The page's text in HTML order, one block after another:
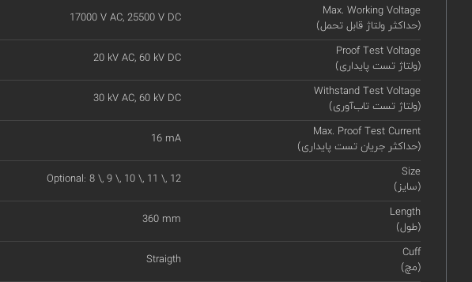
Max. Working Voltage
(حداکثر ولتاژ قابل تحمل)
17000 V AC, 25500 V DC
Proof Test Voltage
(ولتاژ تست پایداری)
20 kV AC, 60 kV DC
Withstand Test Voltage
(ولتاژ تست تاب‌آوری)
30 kV AC, 60 kV DC
Max. Proof Test Current
(حداکثر جریان تست پایداری)
16 mA
Size
(سایز)
Optional: 8 \, 9 \, 10 \, 11 \, 12
Length
(طول)
360 mm
Cuff
(مچ)
Straigth